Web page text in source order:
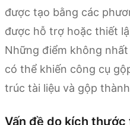
được tạo bằng các
được hỗ trợ hoặc thiết
Những điểm không
có thể khiến công cụ
trúc tài liệu và gộp
Vấn đề do kích thước